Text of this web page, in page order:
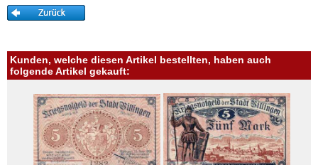
Lauchstedt
Lauenstein
Laufen
Laufen-Tittmoning
Laupheim
Lausick, Bad
Lautenthal
Kontakt
Preislisten
Ankauf
Erhaltungsgrade
Gratisbanknoten
FAQ
Kunden, welche diesen Artikel bestellten, haben auch
folgende Artikel gekauft: